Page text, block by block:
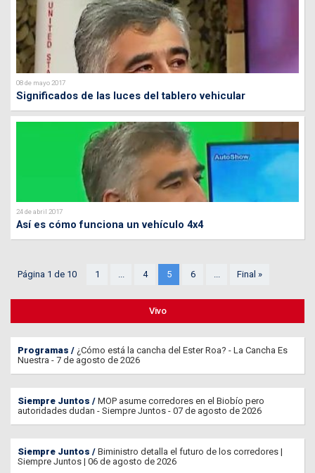
08 de mayo 2017
Significados de las luces del tablero vehicular
24 de abril 2017
Así es cómo funciona un vehículo 4x4
Página 1 de 10 1 ... 4 5 6 ... Final »
Vivo
Programas
¿Cómo está la cancha del Ester Roa? - La Cancha Es
Nuestra - 7 de agosto de 2026
Siempre Juntos
MOP asume corredores en el Biobío pero
autoridades dudan - Siempre Juntos - 07 de agosto de 2026
Siempre Juntos
Biministro detalla el futuro de los corredores |
Siempre Juntos | 06 de agosto de 2026